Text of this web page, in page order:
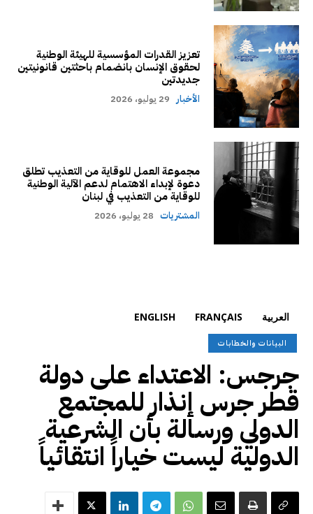
تعزيز القدرات المؤسسية للهيئة الوطنية
لحقوق الإنسان بانضمام باحثتين قانونيتين
جديدتين
الأخبار 29 يوليو، 2026
مجموعة العمل للوقاية من التعذيب تطلق
دعوة لإبداء الاهتمام لدعم الآلية الوطنية
للوقاية من التعذيب في لبنان
المشتريات 28 يوليو، 2026